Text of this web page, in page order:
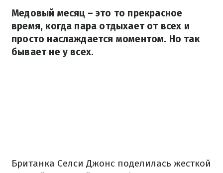
Медовый месяц – это то прекрасное
время, когда пара отдыхает от всех и
просто наслаждается моментом. Но так
бывает не у всех.
Британка Селси Джонс поделилась жесткой